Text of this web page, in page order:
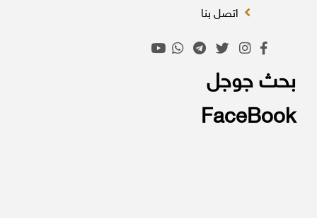
اتصل بنا
بحث جوجل
FaceBook